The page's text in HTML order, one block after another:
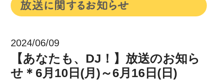
2024/06/09
【あなたも、DJ！】放送のお知ら
せ＊6月10日(月)～6月16日(日)